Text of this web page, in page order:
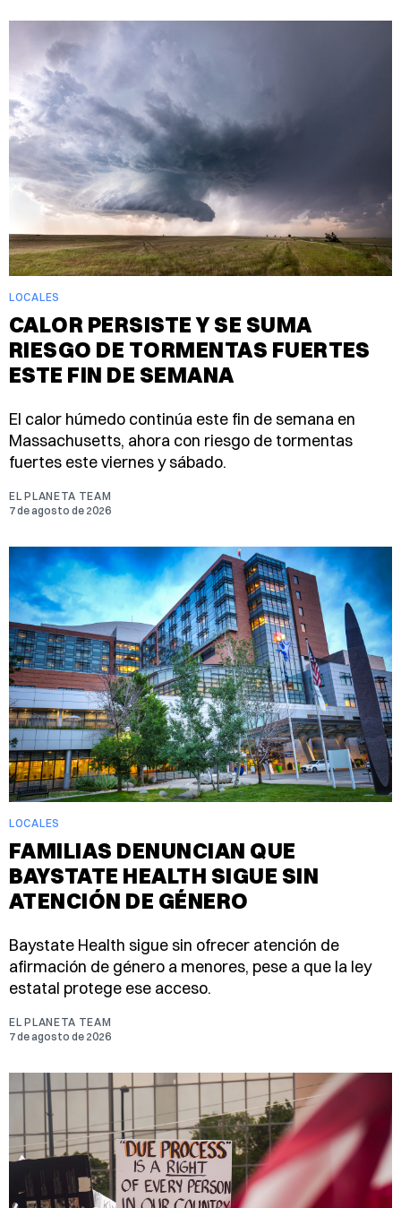
LOCALES
CALOR PERSISTE Y SE SUMA
RIESGO DE TORMENTAS FUERTES
ESTE FIN DE SEMANA
El calor húmedo continúa este fin de semana en
Massachusetts, ahora con riesgo de tormentas
fuertes este viernes y sábado.
EL PLANETA TEAM
7 de agosto de 2026
LOCALES
FAMILIAS DENUNCIAN QUE
BAYSTATE HEALTH SIGUE SIN
ATENCIÓN DE GÉNERO
Baystate Health sigue sin ofrecer atención de
afirmación de género a menores, pese a que la ley
estatal protege ese acceso.
EL PLANETA TEAM
7 de agosto de 2026